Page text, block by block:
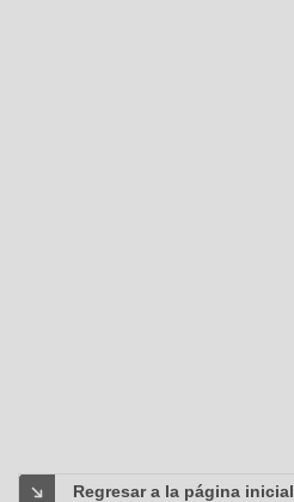
Regresar a la página inicial